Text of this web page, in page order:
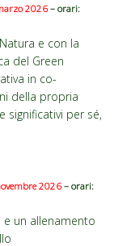
2026– orari:
e con la
del Green
in co-
della propria
per sé,
2026– orari:
un allenamento